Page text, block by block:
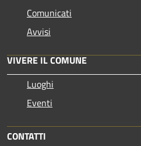
Comunicati
Avvisi
VIVERE IL COMUNE
Luoghi
Eventi
CONTATTI